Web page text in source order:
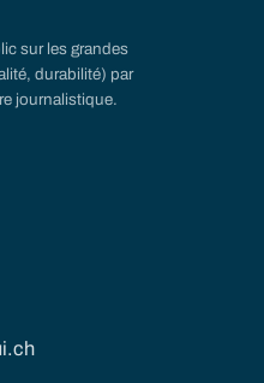
sur les grandes
durabilité) par
journalistique.